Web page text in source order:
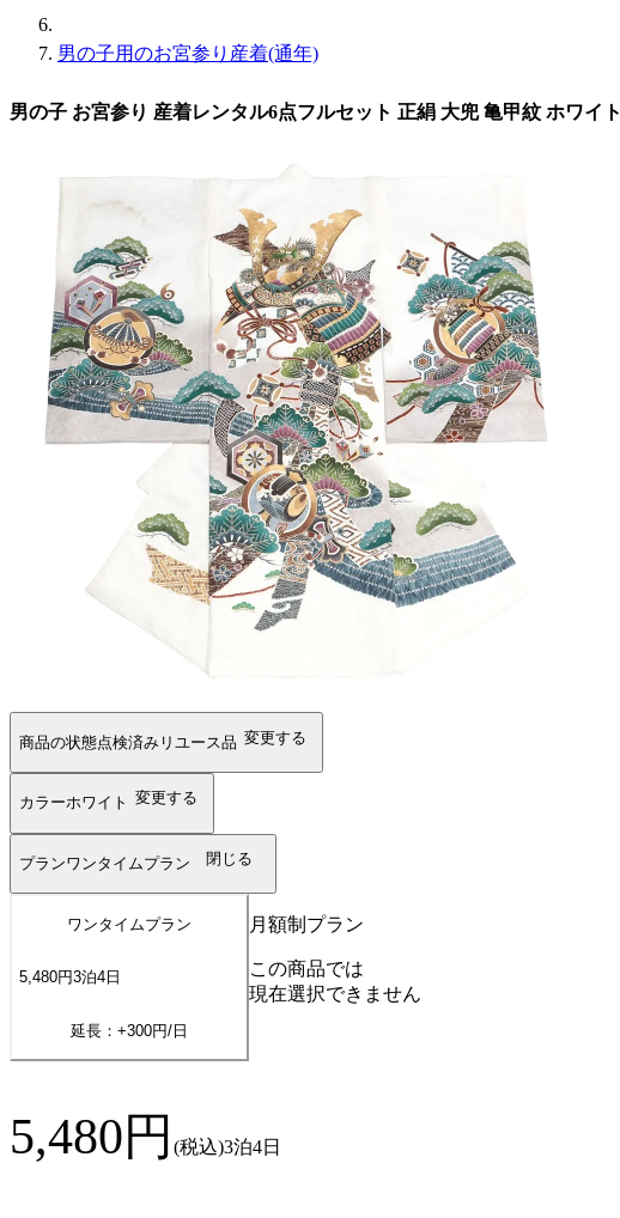
男の子用のお宮参り産着(通年)
男の子 お宮参り 産着レンタル6点フルセット 正絹 大兜 亀甲紋 ホワイト
商品の状態点検済みリユース品 変更する
カラーホワイト 変更する
プランワンタイムプラン 閉じる
ワンタイムプラン
5,480円3泊4 日
延長：+300円/日
月額制プラン
この商品では
現在選択できません
5,480円 (税込)3泊4日